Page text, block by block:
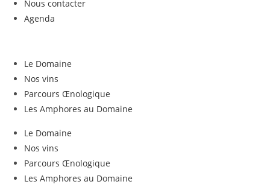
Nous contacter
Agenda
Le Domaine
Nos vins
Parcours Œnologique
Les Amphores au Domaine
Le Domaine
Nos vins
Parcours Œnologique
Les Amphores au Domaine